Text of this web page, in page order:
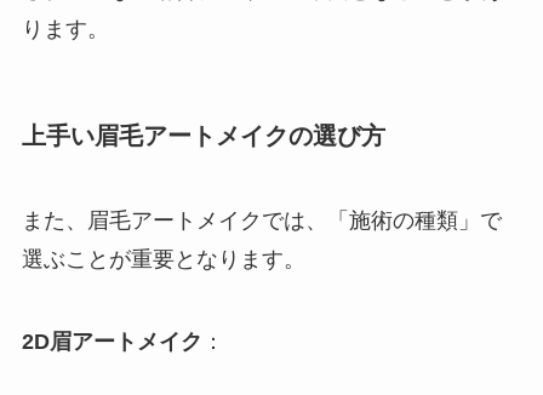
ります。
上手い眉毛アートメイクの選び方
また、眉毛アートメイクでは、「施術の種類」で
選ぶことが重要となります。
2D眉アートメイク ：